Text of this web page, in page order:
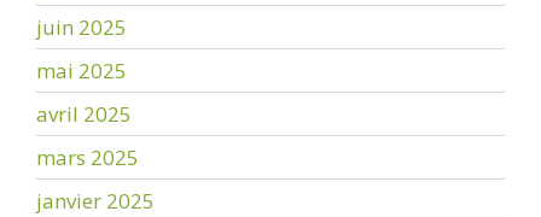
juin 2025
mai 2025
avril 2025
mars 2025
janvier 2025